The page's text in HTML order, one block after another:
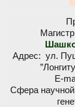
Адрес: ул.
E-
Сфера